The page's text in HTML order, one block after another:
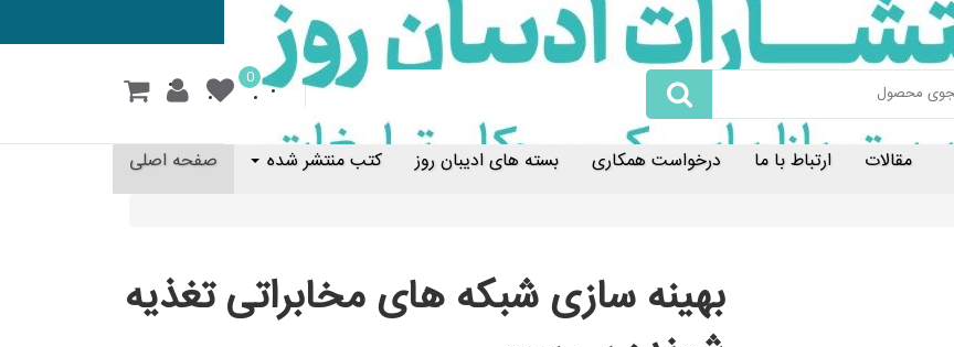
0
صفحه اصلی کتب منتشر شده بسته های ادیبان روز درخواست همکاری ارتباط با ما مقالات
بهینه سازی شبکه های مخابراتی تغذیه